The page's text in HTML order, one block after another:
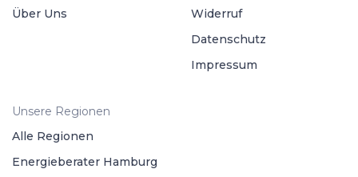
Über Uns
Widerruf
Datenschutz
Impressum
Unsere Regionen
Alle Regionen
Energieberater Hamburg